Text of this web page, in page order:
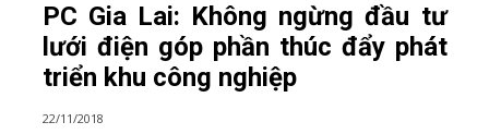
PC Gia Lai: Không ngừng đầu tư
lưới điện góp phần thúc đẩy phát
triển khu công nghiệp
22/11/2018